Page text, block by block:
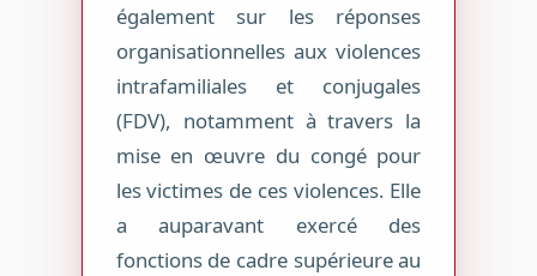
également sur les réponses
organisationnelles aux violences
intrafamiliales et conjugales
(FDV), notamment à travers la
mise en œuvre du congé pour
les victimes de ces violences. Elle
a auparavant exercé des
fonctions de cadre supérieure au